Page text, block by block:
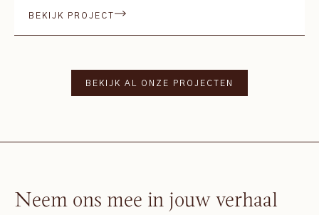
BEKIJK PROJECT
BEKIJK AL ONZE PROJECTEN
Neem ons mee in jouw verhaal